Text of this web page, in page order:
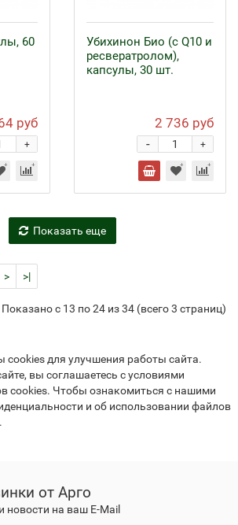
60
руб
+
Убихинон Био (с Q10 и
ресвератролом),
капсулы, 30 шт.
2 736 руб
+
-
Показать еще
> >|
Показано с 13 по 24 из 34 (всего 3 страниц)
для улучшения работы сайта.
вы соглашаетесь с условиями
cookies. Чтобы ознакомиться с нашими
и об использовании файлов
.
от Арго
новости на ваш E-Mail